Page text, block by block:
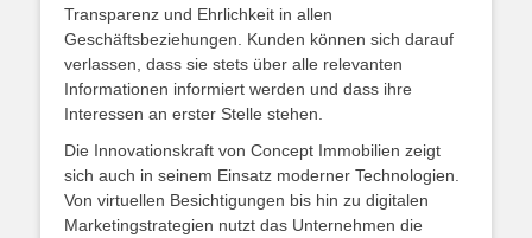
Transparenz und Ehrlichkeit in allen
Geschäftsbeziehungen. Kunden können sich darauf
verlassen, dass sie stets über alle relevanten
Informationen informiert werden und dass ihre
Interessen an erster Stelle stehen.
Die Innovationskraft von Concept Immobilien zeigt
sich auch in seinem Einsatz moderner Technologien.
Von virtuellen Besichtigungen bis hin zu digitalen
Marketingstrategien nutzt das Unternehmen die